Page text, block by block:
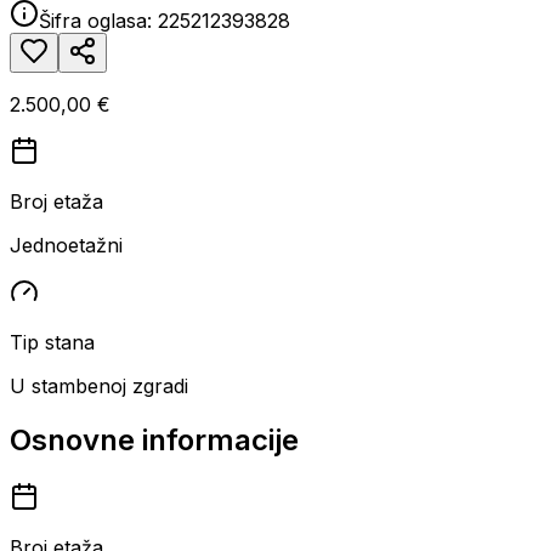
Šifra oglasa: 225212393828
2.500,00 €
Broj etaža
Jednoetažni
Tip stana
U stambenoj zgradi
Osnovne informacije